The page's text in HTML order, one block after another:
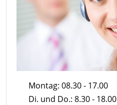
Montag: 08.30 - 17.00
Di. und Do.: 8.30 - 18.00